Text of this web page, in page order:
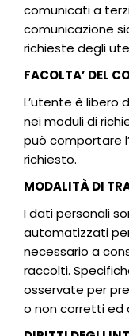
comunicati a
comunicazione
richieste degli
FACOLTA’ DEL
L’utente è libero
nei moduli di
può comportare
richiesto.
MODALITÀ DI
I dati personali
automatizzati
necessario a
raccolti.
osservate per
o non corretti ed